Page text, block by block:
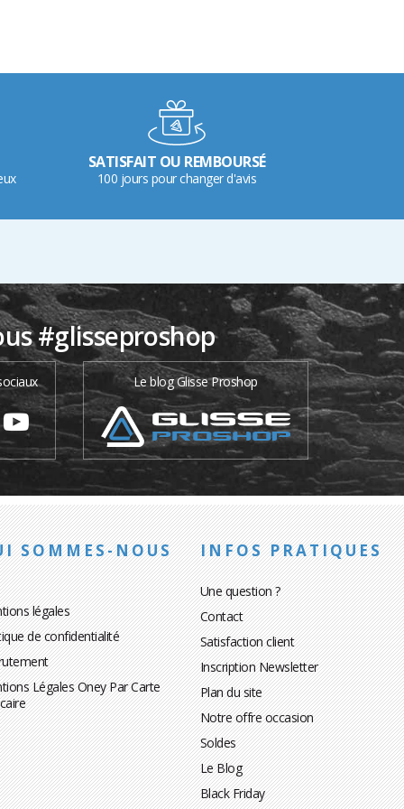
SATISFAIT OU REMBOURSÉ
100 jours pour changer d'avis
#glisseproshop
Le blog Glisse Proshop
SOMMES-NOUS
légales
de confidentialité
Légales Oney Par Carte
INFOS PRATIQUES
Une question ?
Contact
Satisfaction client
Inscription Newsletter
Plan du site
Notre offre occasion
Soldes
Le Blog
Black Friday